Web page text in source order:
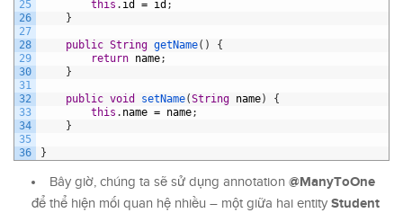
25
26
27
28
29
30
31
32
33
34
35
36
this . id = id ;
}
public String getName( )
{
return name;
}
public void setName(String name)
{
this . name = name;
}
}
Bây giờ, chúng ta sẽ sử dụng annotation @ManyToOne
để thể hiện mối quan hệ nhiều – một giữa hai entity Student